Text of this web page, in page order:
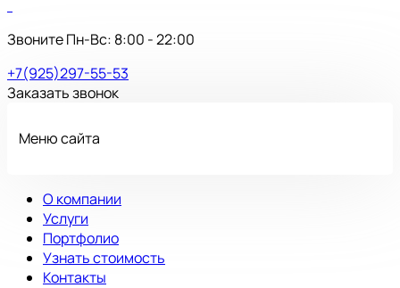
Звоните Пн-Вс: 8:00 - 22:00
+7(925)297-55-53
Заказать звонок
Меню сайта
О компании
Услуги
Портфолио
Узнать стоимость
Контакты